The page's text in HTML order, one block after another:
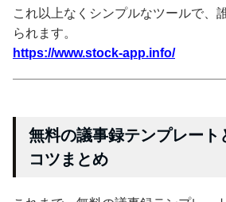
これ以上なくシンプルなツールで、
られます。
https://www.stock-app.info/
無料の議事録テンプレート
コツまとめ